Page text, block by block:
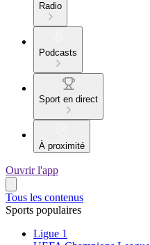
Radio
Podcasts
Sport en direct
À proximité
Ouvrir l'app
Tous les contenus
Sports populaires
Ligue 1